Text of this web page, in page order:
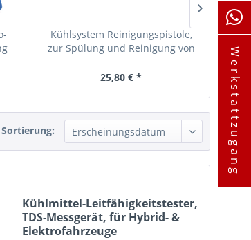
Kühlsystem Reinigungspistole,
zur Spülung und Reinigung von
25,80 € *
Ab Lager lieferbar
Digital
Sortierung:
Kühlmittel-Leitfähigkeitstester,
TDS-Messgerät, für Hybrid- &
Elektrofahrzeuge
Werkstattzugang